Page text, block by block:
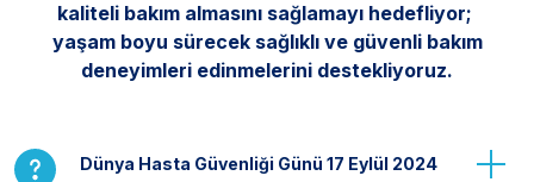
kaliteli bakım almasını sağlamayı hedefliyor;
yaşam boyu sürecek sağlıklı ve güvenli bakım
deneyimleri edinmelerini destekliyoruz.
Dünya Hasta Güvenliği Günü 17 Eylül 2024